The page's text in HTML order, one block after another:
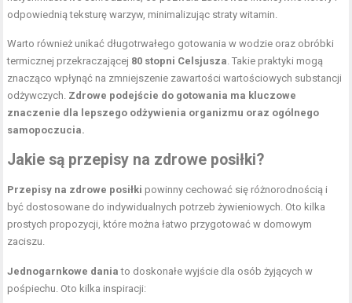
odpowiednią teksturę warzyw, minimalizując straty witamin.
Warto również unikać długotrwałego gotowania w wodzie oraz obróbki
termicznej przekraczającej 80 stopni Celsjusza . Takie praktyki mogą
znacząco wpłynąć na zmniejszenie zawartości wartościowych substancji
odżywczych. Zdrowe podejście do gotowania ma kluczowe
znaczenie dla lepszego odżywienia organizmu oraz ogólnego
samopoczucia.
Jakie są przepisy na zdrowe posiłki?
Przepisy na zdrowe posiłki powinny cechować się różnorodnością i
być dostosowane do indywidualnych potrzeb żywieniowych. Oto kilka
prostych propozycji, które można łatwo przygotować w domowym
zaciszu.
Jednogarnkowe dania to doskonałe wyjście dla osób żyjących w
pośpiechu. Oto kilka inspiracji: